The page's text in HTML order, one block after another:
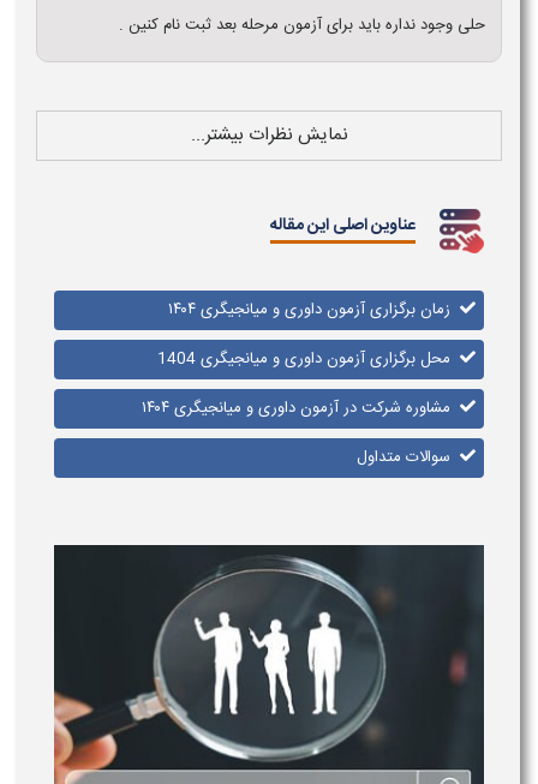
حلی وجود نداره باید برای آزمون مرحله بعد ثبت نام کنین .
نمایش نظرات بیشتر...
عناوین اصلی این مقاله
زمان برگزاری آزمون داوری و میانجیگری ۱۴۰۴
محل برگزاری آزمون داوری و میانجیگری 1404
مشاوره شرکت در آزمون داوری و میانجیگری ۱۴۰۴
سوالات متداول